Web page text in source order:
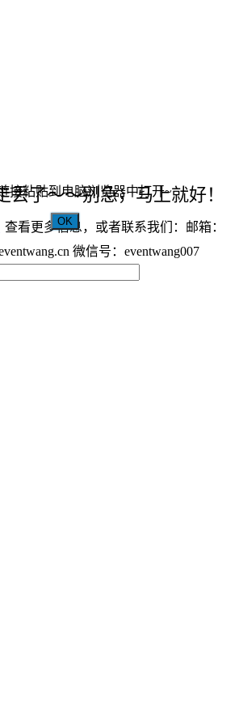
丢了～～别急，马上就好！
查看更多信息，或者联系我们：邮箱：
微信号：eventwang007
接粘贴到电脑浏览器中打开~
OK